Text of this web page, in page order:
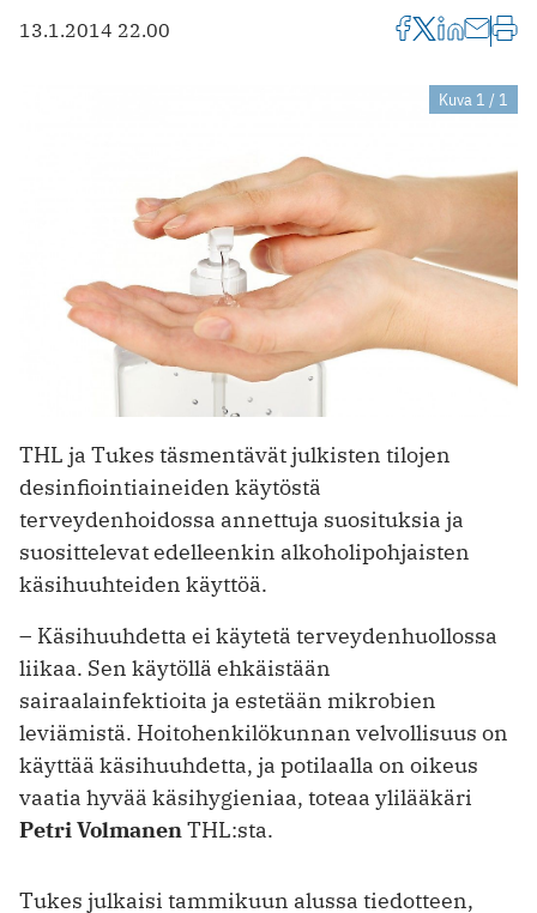
13.1.2014 22.00
Kuva 1 / 1
THL ja Tukes täsmentävät julkisten tilojen
desinfiointiaineiden käytöstä
terveydenhoidossa annettuja suosituksia ja
suosittelevat edelleenkin alkoholipohjaisten
käsihuuhteiden käyttöä.
– Käsihuuhdetta ei käytetä terveydenhuollossa
liikaa. Sen käytöllä ehkäistään
sairaalainfektioita ja estetään mikrobien
leviämistä. Hoitohenkilökunnan velvollisuus on
käyttää käsihuuhdetta, ja potilaalla on oikeus
vaatia hyvää käsihygieniaa, toteaa ylilääkäri
Petri VolmanenTHL:sta.
Tukes julkaisi tammikuun alussa tiedotteen,